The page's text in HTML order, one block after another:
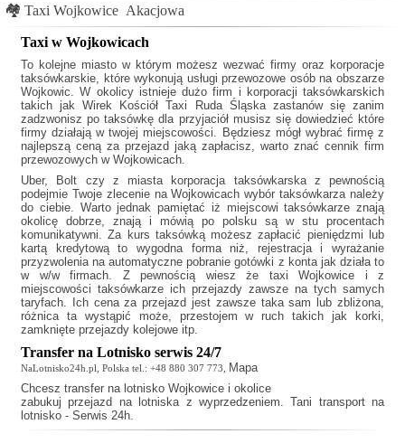
🏘 Taxi Wojkowice Akacjowa
Taxi w Wojkowicach
To kolejne miasto w którym możesz wezwać firmy oraz korporacje
taksówkarskie, które wykonują usługi przewozowe osób na obszarze
Wojkowic. W okolicy istnieje dużo firm i korporacji taksówkarskich
takich jakWirek Kościół Taxi Ruda Śląska zastanów się zanim
zadzwonisz po taksówkę dla przyjaciół musisz się dowiedzieć które
firmy działają w twojej miejscowości. Będziesz mógł wybrać firmę z
najlepszą ceną za przejazd jaką zapłacisz, warto znać cennik firm
przewozowych w Wojkowicach.
Uber, Bolt czy z miasta korporacja taksówkarska z pewnością
podejmie Twoje zlecenie na Wojkowicach wybór taksówkarza należy
do ciebie. Warto jednak pamiętać iż miejscowi taksówkarze znają
okolicę dobrze, znają i mówią po polsku są w stu procentach
komunikatywni. Za kurs taksówką możesz zapłacić pieniędzmi lub
kartą kredytową to wygodna forma niż, rejestracja i wyrażanie
przyzwolenia na automatyczne pobranie gotówki z konta jak działa to
w w/w firmach. Z pewnością wiesz że taxi Wojkowice i z
miejscowości taksówkarze ich przejazdy zawsze na tych samych
taryfach. Ich cena za przejazd jest zawsze taka sam lub zbliżona,
różnica ta wystąpić może, przestojem w ruch takich jak korki,
zamknięte przejazdy kolejowe itp.
Transfer na Lotnisko serwis 24/7
NaLotnisko24h.pl, Polska tel.: +48 880 307 773, Mapa
Chcesz transfer na lotnisko Wojkowice i okolice
zabukuj przejazd na lotniska z wyprzedzeniem. Tani transport na
lotnisko - Serwis 24h.